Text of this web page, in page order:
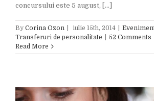
concursului este 5 august, [...]
By Corina Ozon iulie 15th, 2014
Transferuri de personalitate
52 Comments
Read More